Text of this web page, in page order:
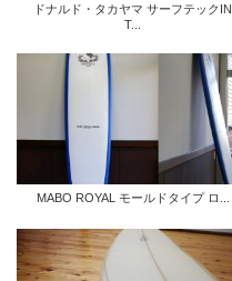
ドナルド・タカヤマ サーフテックIN
T...
MABO ROYAL モールドタイプ ロ...